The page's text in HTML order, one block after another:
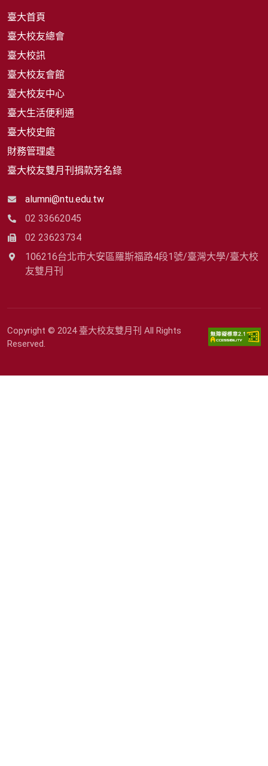
臺大首頁
臺大校友總會
臺大校訊
臺大校友會館
臺大校友中心
臺大生活便利通
臺大校史館
財務管理處
臺大校友雙月刊捐款芳名錄
alumni@ntu.edu.tw
02 33662045
02 23623734
106216台北市大安區羅斯福路4段1號/臺灣大學/臺大校
友雙月刊
Copyright © 2024 臺大校友雙月刊 All Rights
Reserved.